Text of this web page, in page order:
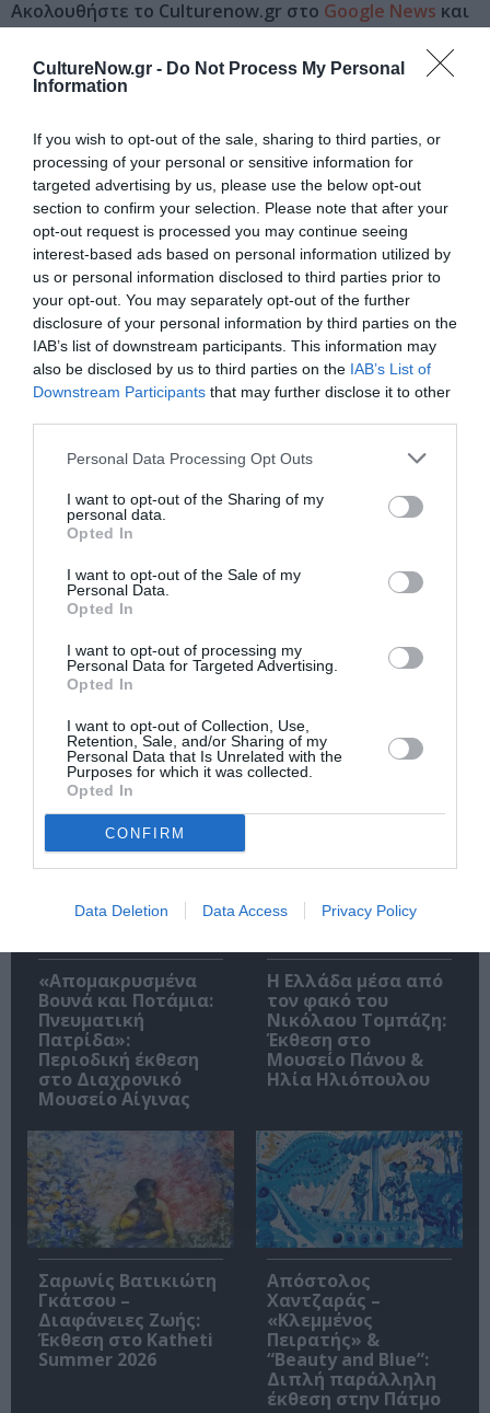
CultureNow.gr - Do Not Process My Personal
Information
If you wish to opt-out of the sale, sharing to third parties, or
processing of your personal or sensitive information for
targeted advertising by us, please use the below opt-out
section to confirm your selection. Please note that after your
opt-out request is processed you may continue seeing
interest-based ads based on personal information utilized by
us or personal information disclosed to third parties prior to
your opt-out. You may separately opt-out of the further
disclosure of your personal information by third parties on the
IAB’s list of downstream participants. This information may
also be disclosed by us to third parties on the IAB’s List of
Downstream Participants that may further disclose it to other
Personal Data Processing Opt Outs
I want to opt-out of the Sharing of my
personal data.
Opted In
I want to opt-out of the Sale of my
Personal Data.
Opted In
I want to opt-out of processing my
Personal Data for Targeted Advertising.
Opted In
I want to opt-out of Collection, Use,
Retention, Sale, and/or Sharing of my
Personal Data that Is Unrelated with the
Purposes for which it was collected.
Opted In
CONFIRM
Data Deletion Data Access Privacy Policy
Ακολουθήστε το Culturenow.gr στο Google News και
Δείτε όλα τα τελευταία νέα
για την Τέχνη και τον
Νέοι Διαγωνισμοί❯
Tags
VIDEO ART - INSTALLATIONS
ΓΚΑΛΕΡΙ ΤΕΧΝΗΣ - ΑΙΘΟΥΣΕΣ ΤΕΧΝΗΣ
ΓΛΥΠΤΙΚΗ - ΧΑΡΑΚΤΙΚΗ
ΔΩΡΕΑΝ ΕΚΔΗΛΩΣΕΙΣ
ΕΙΚΑΣΤΙΚΕΣ ΕΚΘΕΣΕΙΣ
ΖΩΓΡΑΦΙΚΗ
Newsletter
Κάθε βδομάδα στο e-mail σας τα τελευταία νέα για
την Τέχνη και τον Πολιτισμό!
Ακολουθήστε το Culturenow.gr
«Απομακρυσμένα
Βουνά και Ποτάμια:
Πνευματική
Πατρίδα»:
Περιοδική έκθεση
στο Διαχρονικό
Μουσείο Αίγινας
Η Ελλάδα μέσα από
τον φακό του
Νικόλαου Τομπάζη:
Έκθεση στο
Μουσείο Πάνου &
Ηλία Ηλιόπουλου
Σαρωνίς Βατικιώτη
Γκάτσου –
Διαφάνειες Ζωής:
Έκθεση στο Katheti
Summer 2026
Απόστολος
Χαντζαράς –
«Κλεμμένος
Πειρατής» &
“Beauty and Blue”:
Διπλή παράλληλη
έκθεση στην Πάτμο